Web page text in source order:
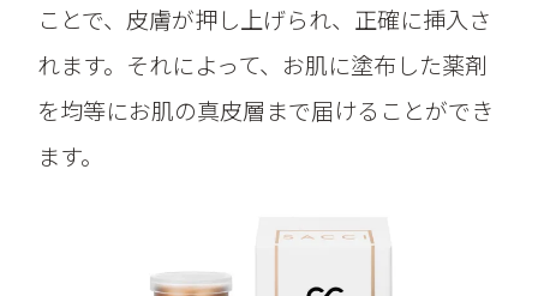
ことで、皮膚が押し上げられ、正確に挿入さ
れます。それによって、お肌に塗布した薬剤
を均等にお肌の真皮層まで届けることができ
ます。